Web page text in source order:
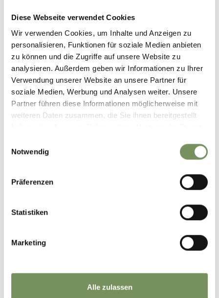
Diese Webseite verwendet Cookies
Wir verwenden Cookies, um Inhalte und Anzeigen zu
personalisieren, Funktionen für soziale Medien anbieten
zu können und die Zugriffe auf unsere Website zu
analysieren. Außerdem geben wir Informationen zu Ihrer
Verwendung unserer Website an unsere Partner für
soziale Medien, Werbung und Analysen weiter. Unsere
Partner führen diese Informationen möglicherweise mit
weiteren Daten zusammen, die Sie ihnen bereitgestellt
Notwendig
Präferenzen
Statistiken
Marketing
Alle zulassen
T+39 0473 561 615
info@buchladen.it
www.buchladen.it
LEES MEER
info@schmiedl.info